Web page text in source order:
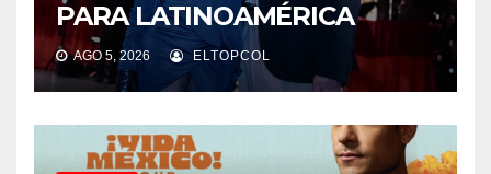
PARA LATINOAMÉRICA
AGO 5, 2026 ELTOPCOL